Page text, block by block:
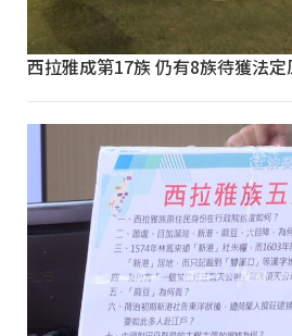
西拉雅成第17族 仍有8族待獲法